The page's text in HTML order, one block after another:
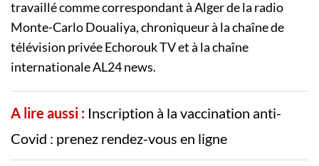
travaillé comme correspondant à Alger de la radio
Monte-Carlo Doualiya, chroniqueur à la chaîne de
télévision privée Echorouk TV et à la chaîne
internationale AL24 news.
A lire aussi : Inscription à la vaccination anti-
Covid : prenez rendez-vous en ligne